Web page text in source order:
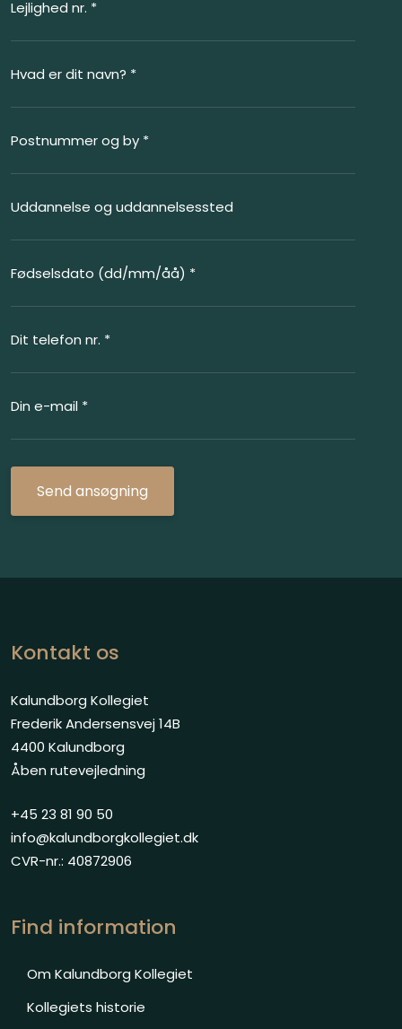
Kontakt os
Kalundborg Kollegiet
Frederik Andersensvej 14B
4400 Kalundborg
Åben rutevejledning
+45 23 81 90 50
info@kalundborgkollegiet.dk
CVR-nr.: 40872906
Find information
Om Kal​undborg Kollegiet
Kollegiets historie